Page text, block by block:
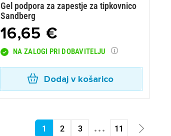
Gel podpora za zapestje za tipkovnico
Sandberg
16,65 €
NA ZALOGI PRI DOBAVITELJU
Dodaj v košarico
1 2 3 ... 11